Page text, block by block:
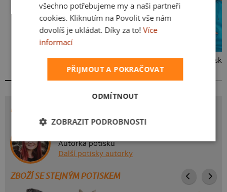
Kakat-du Bez potisku
POTISK OKOŘEŇME TO
Autorka potisku
Další potisky autorky
ZBOŽÍ SE STEJNÝM POTISKEM
všechno potřebujeme my a naši partneři
cookies. Kliknutím na Povolit vše nám
dovolíš je ukládat. Díky za to! Více
informací
PŘIJMOUT A POKRAČOVAT
ODMÍTNOUT
ZOBRAZIT PODROBNOSTI